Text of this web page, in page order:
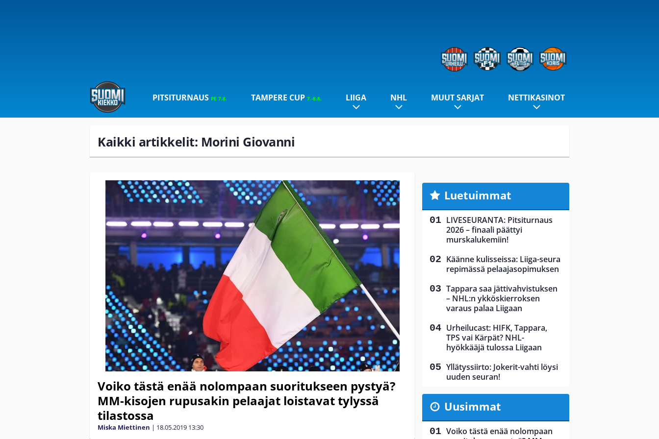
PITSITURNAUS PE 7.8. TAMPERE CUP 7.-8.8. LIIGA NHL MUUT SARJAT NETTIKASINOT
Kaikki artikkelit: Morini Giovanni
Voiko tästä enää nolompaan suoritukseen pystyä?
MM-kisojen rupusakin pelaajat loistavat tylyssä
tilastossa
Miska Miettinen | 18.05.2019 13:30
Luetuimmat
LIVESEURANTA: Pitsiturnaus
2026 – finaali päättyi
murskalukemiin!
Käänne kulisseissa: Liiga-seura
repimässä pelaajasopimuksen
Tappara saa jättivahvistuksen
– NHL:n ykköskierroksen
varaus palaa Liigaan
Urheilucast: HIFK, Tappara,
TPS vai Kärpät? NHL-
hyökkääjä tulossa Liigaan
Yllätyssiirto: Jokerit-vahti löysi
uuden seuran!
Uusimmat
Voiko tästä enää nolompaan